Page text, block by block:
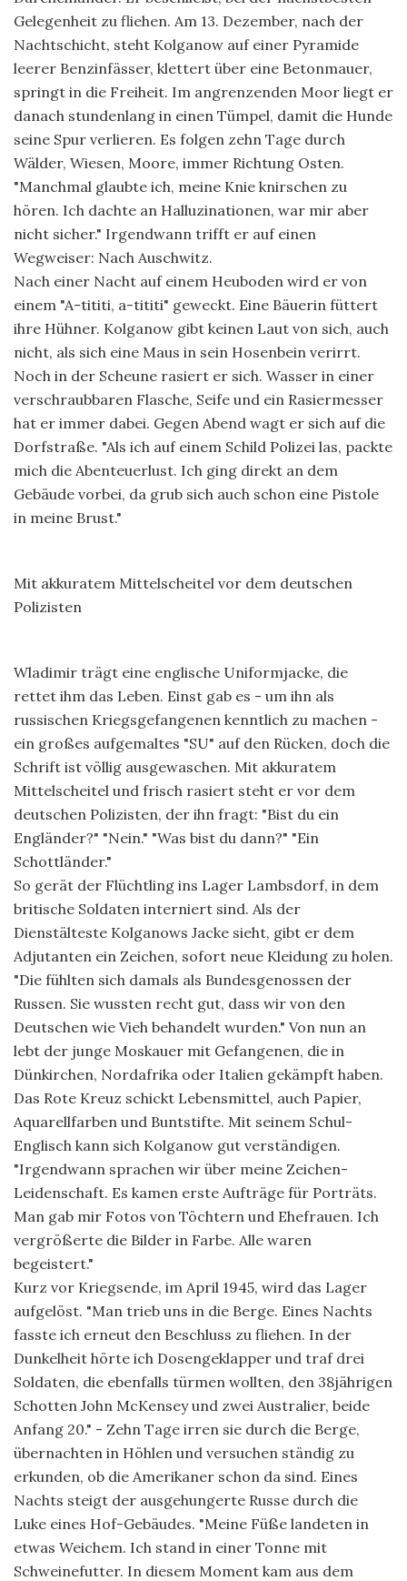
Gelegenheit zu fliehen. Am 13. Dezember, nach der
Nachtschicht, steht Kolganow auf einer Pyramide
leerer Benzinfässer, klettert über eine Betonmauer,
springt in die Freiheit. Im angrenzenden Moor liegt er
danach stundenlang in einen Tümpel, damit die Hunde
seine Spur verlieren. Es folgen zehn Tage durch
Wälder, Wiesen, Moore, immer Richtung Osten.
"Manchmal glaubte ich, meine Knie knirschen zu
hören. Ich dachte an Halluzinationen, war mir aber
nicht sicher." Irgendwann trifft er auf einen
Wegweiser: Nach Auschwitz.
Nach einer Nacht auf einem Heuboden wird er von
einem "A-tititi, a-tititi" geweckt. Eine Bäuerin füttert
ihre Hühner. Kolganow gibt keinen Laut von sich, auch
nicht, als sich eine Maus in sein Hosenbein verirrt.
Noch in der Scheune rasiert er sich. Wasser in einer
verschraubbaren Flasche, Seife und ein Rasiermesser
hat er immer dabei. Gegen Abend wagt er sich auf die
Dorfstraße. "Als ich auf einem Schild Polizei las, packte
mich die Abenteuerlust. Ich ging direkt an dem
Gebäude vorbei, da grub sich auch schon eine Pistole
in meine Brust."
Mit akkuratem Mittelscheitel vor dem deutschen
Polizisten
Wladimir trägt eine englische Uniformjacke, die
rettet ihm das Leben. Einst gab es - um ihn als
russischen Kriegsgefangenen kenntlich zu machen -
ein großes aufgemaltes "SU" auf den Rücken, doch die
Schrift ist völlig ausgewaschen. Mit akkuratem
Mittelscheitel und frisch rasiert steht er vor dem
deutschen Polizisten, der ihn fragt: "Bist du ein
Engländer?" "Nein." "Was bist du dann?" "Ein
Schottländer."
So gerät der Flüchtling ins Lager Lambsdorf, in dem
britische Soldaten interniert sind. Als der
Dienstälteste Kolganows Jacke sieht, gibt er dem
Adjutanten ein Zeichen, sofort neue Kleidung zu holen.
"Die fühlten sich damals als Bundesgenossen der
Russen. Sie wussten recht gut, dass wir von den
Deutschen wie Vieh behandelt wurden." Von nun an
lebt der junge Moskauer mit Gefangenen, die in
Dünkirchen, Nordafrika oder Italien gekämpft haben.
Das Rote Kreuz schickt Lebensmittel, auch Papier,
Aquarellfarben und Buntstifte. Mit seinem Schul-
Englisch kann sich Kolganow gut verständigen.
"Irgendwann sprachen wir über meine Zeichen-
Leidenschaft. Es kamen erste Aufträge für Porträts.
Man gab mir Fotos von Töchtern und Ehefrauen. Ich
vergrößerte die Bilder in Farbe. Alle waren
begeistert."
Kurz vor Kriegsende, im April 1945, wird das Lager
aufgelöst. "Man trieb uns in die Berge. Eines Nachts
fasste ich erneut den Beschluss zu fliehen. In der
Dunkelheit hörte ich Dosengeklapper und traf drei
Soldaten, die ebenfalls türmen wollten, den 38jährigen
Schotten John McKensey und zwei Australier, beide
Anfang 20." - Zehn Tage irren sie durch die Berge,
übernachten in Höhlen und versuchen ständig zu
erkunden, ob die Amerikaner schon da sind. Eines
Nachts steigt der ausgehungerte Russe durch die
Luke eines Hof-Gebäudes. "Meine Füße landeten in
etwas Weichem. Ich stand in einer Tonne mit
Schweinefutter. In diesem Moment kam aus dem